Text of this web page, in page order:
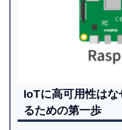
IoTに高可用性は
るための第一歩